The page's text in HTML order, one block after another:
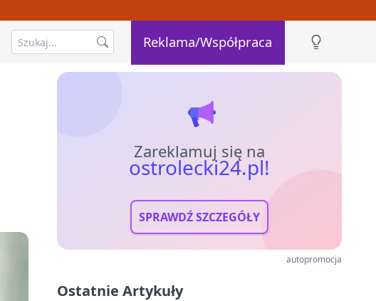
Reklama/Współpraca
Zareklamuj się na
ostrolecki24.pl!
SPRAWDŹ SZCZEGÓŁY
autopromocja
Ostatnie Artykuły